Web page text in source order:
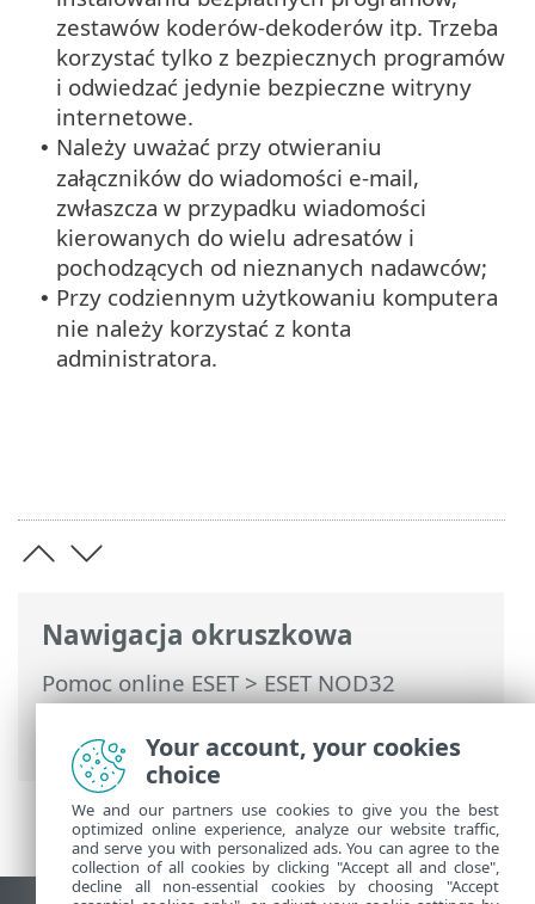
Nawigacja okruszkowa
Pomoc online ESET>ESET NOD32
Antivirus>ESET NOD32 Antivirus>
Zapobieganie
zestawów koderów-dekoderów itp. Trzeba
korzystać tylko z bezpiecznych programów
i odwiedzać jedynie bezpieczne witryny
internetowe.
• Należy uważać przy otwieraniu
załączników do wiadomości e-mail,
zwłaszcza w przypadku wiadomości
kierowanych do wielu adresatów i
pochodzących od nieznanych nadawców;
• Przy codziennym użytkowaniu komputera
nie należy korzystać z konta
administratora.
Your account, your cookies
choice
We and our partners use cookies to give you the best
optimized online experience, analyze our website traffic,
and serve you with personalized ads. You can agree to the
collection of all cookies by clicking "Accept all and close",
decline all non-essential cookies by choosing "Accept